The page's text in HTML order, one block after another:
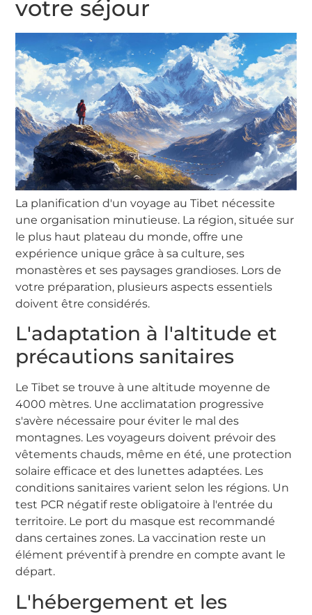
votre séjour
La planification d'un voyage au Tibet nécessite
une organisation minutieuse. La région, située sur
le plus haut plateau du monde, offre une
expérience unique grâce à sa culture, ses
monastères et ses paysages grandioses. Lors de
votre préparation, plusieurs aspects essentiels
doivent être considérés.
L'adaptation à l'altitude et
précautions sanitaires
Le Tibet se trouve à une altitude moyenne de
4000 mètres. Une acclimatation progressive
s'avère nécessaire pour éviter le mal des
montagnes. Les voyageurs doivent prévoir des
vêtements chauds, même en été, une protection
solaire efficace et des lunettes adaptées. Les
conditions sanitaires varient selon les régions. Un
test PCR négatif reste obligatoire à l'entrée du
territoire. Le port du masque est recommandé
dans certaines zones. La vaccination reste un
élément préventif à prendre en compte avant le
départ.
L'hébergement et les